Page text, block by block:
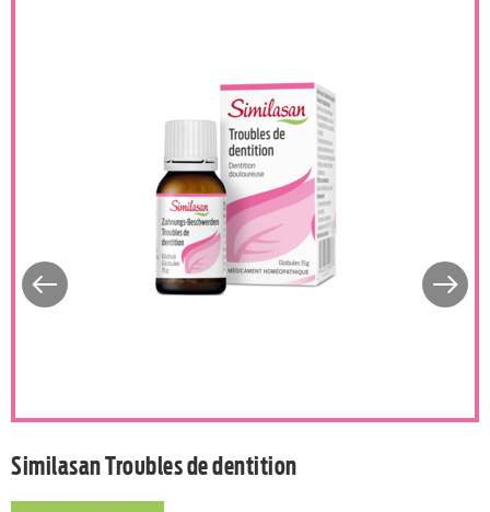
Similasan Troubles de
Similasan Troubles de dentition